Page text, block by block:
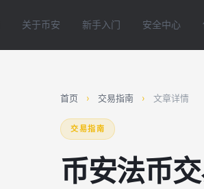
关于币安 新手入门 安全中心
首页 › 交易指南 › 文章详情
交易指南
币安法币